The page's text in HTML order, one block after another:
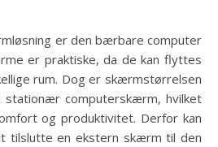
er den bærbare computer
er praktiske, da de kan flyttes
rum. Dog er skærmstørrelsen
stationær computerskærm, hvilket
og produktivitet. Derfor kan
tilslutte en ekstern skærm til den